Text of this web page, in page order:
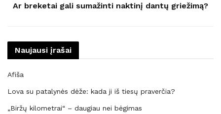
Ar breketai gali sumažinti naktinį dantų griežimą?
Naujausi įrašai
Afiša
Lova su patalynės dėže: kada ji iš tiesų praverčia?
„Biržų kilometrai“ – daugiau nei bėgimas